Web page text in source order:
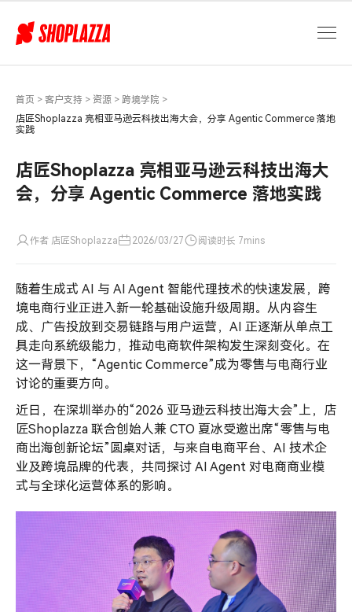
Shoplazza
Agentic
Commerce
首页 > 客户支持 > 资源 > 跨境学院 >
店匠Shoplazza 亮相亚马逊云科技出海大会，分享 Agentic Commerce 落地
实践
店匠Shoplazza 亮相亚马逊云科技出海大
会，分享 Agentic Commerce 落地实践
作者 店匠Shoplazza 2026/03/27 阅读时长 7mins
随着生成式 AI 与 AI Agent 智能代理技术的快速发展，跨
境电商行业正进入新一轮基础设施升级周期。从内容生
成、广告投放到交易链路与用户运营，AI 正逐渐从单点工
具走向系统级能力，推动电商软件架构发生深刻变化。在
这一背景下，“Agentic Commerce”成为零售与电商行业
讨论的重要方向。
近日，在深圳举办的“2026 亚马逊云科技出海大会”上，店
匠Shoplazza 联合创始人兼 CTO 夏冰受邀出席“零售与电
商出海创新论坛”圆桌对话，与来自电商平台、AI 技术企
业及跨境品牌的代表，共同探讨 AI Agent 对电商商业模
式与全球化运营体系的影响。